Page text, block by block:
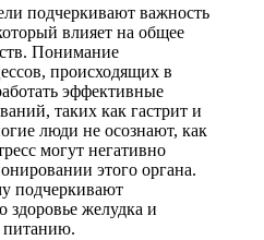
подчеркивают важность
влияет на общее
Понимание
происходящих в
эффективные
таких как гастрит и
люди не осознают, как
могут негативно
этого органа.
подчеркивают
здоровье желудка и
питанию.